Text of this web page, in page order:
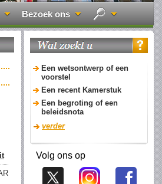
Bezoek ons
Een wetsontwerp of een
voorstel
Een recent Kamerstuk
Een begroting of een
beleidsnota
verder
Volg ons op